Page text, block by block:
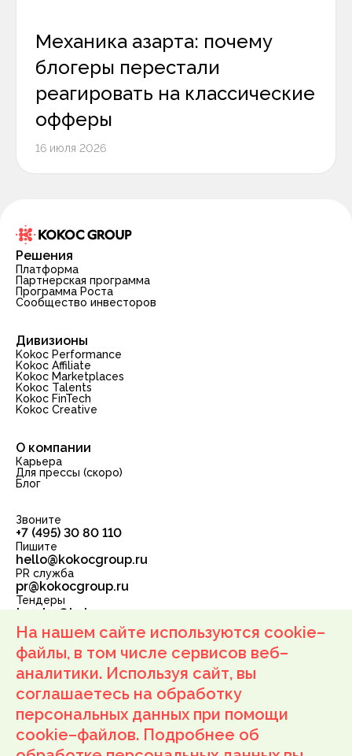
Механика азарта: почему
блогеры перестали
реагировать на классические
офферы
16 июля 2026
Решения
Платформа
Партнерская программа
Программа Роста
Сообщество инвесторов
Дивизионы
Kokoc Performance
Kokoc Affiliate
Kokoc Marketplaces
Kokoc Talents
Kokoc FinTech
Kokoc Creative
О компании
Карьера
Для прессы (скоро)
Блог
Звоните
+7 (495) 30 80 110
Пишите
hello@kokocgroup.ru
PR служба
pr@kokocgroup.ru
Тендеры
tender@kokocgroup.ru
ООО «Корпорация РБС»
ОГРН: 1137746210898 ИНН: 7710934777
111250, г. Москва, ул. Лефортовский Вал, д. 24, подвал
пом. IV, комн. 1, офис 52
Условия возврата
Политика обработки персональных данных
Согласие на получение маркетинговых рассылок
Согласие на обработку персональных данных
На нашем сайте используются cookie–
файлы, в том числе сервисов веб–
аналитики. Используя сайт, вы
соглашаетесь на обработку
персональных данных при помощи
cookie–файлов. Подробнее об